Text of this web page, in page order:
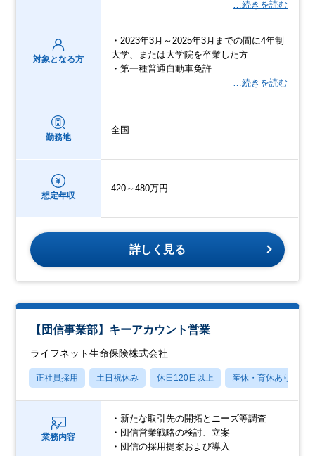
…続きを読む
対象となる方
・2023年3月～2025年3月までの間に4年制
大学、または大学院を卒業した方
・第一種普通自動車免許
…続きを読む
勤務地
全国
想定年収
420～480万円
詳しく見る
【団信事業部】キーアカウント営業
ライフネット生命保険株式会社
正社員採用 土日祝休み 休日120日以上 産休・育休あり
業務内容
・新たな取引先の開拓とニーズ等調査
・団信営業戦略の検討、立案
・団信の採用提案および導入